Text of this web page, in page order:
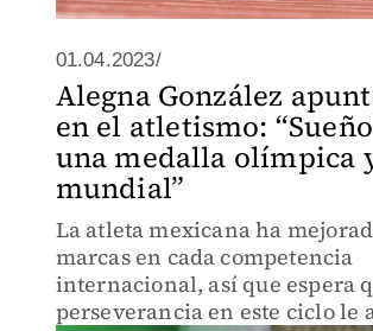
01.04.2023/
Alegna González
en el atletismo:
una medalla olímpica
mundial”
La atleta mexicana ha
marcas en cada competencia
internacional, así que espera
perseverancia en este ciclo le